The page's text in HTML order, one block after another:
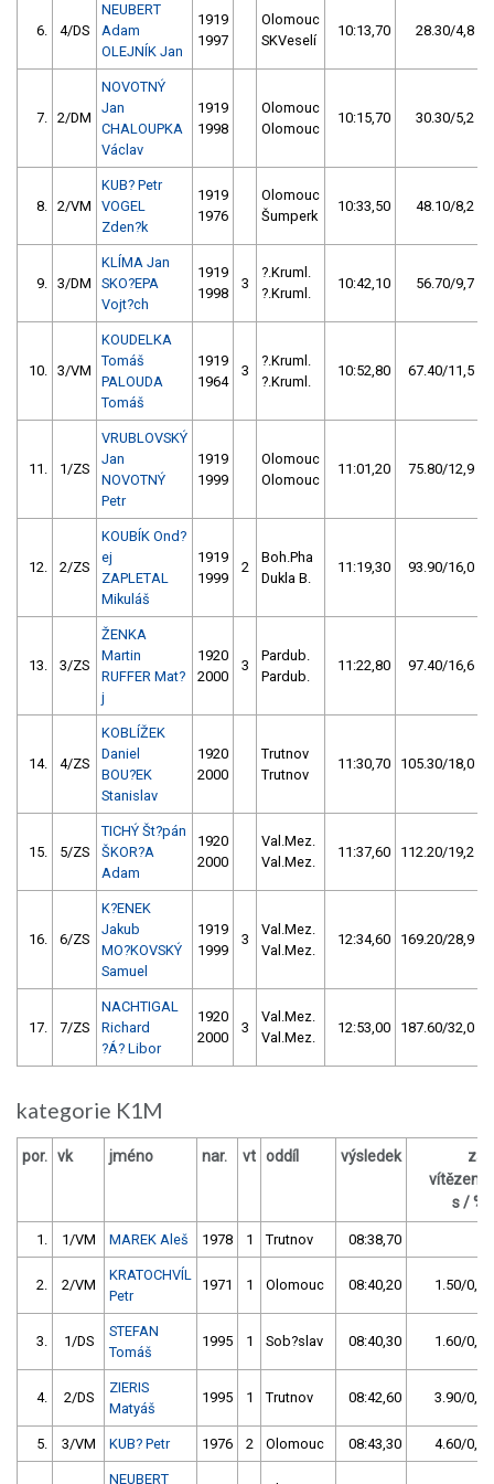
6. 4/DS
NEUBERT
Adam
OLEJNÍK Jan
1919
1997
Olomouc
SKVeselí
10:13,70 28.30/4,8
7. 2/DM
NOVOTNÝ
Jan
CHALOUPKA
Václav
1919
1998
Olomouc
Olomouc
10:15,70 30.30/5,2
8. 2/VM
KUB? Petr
VOGEL
Zden?k
1919
1976
Olomouc
Šumperk
10:33,50 48.10/8,2
9. 3/DM
KLÍMA Jan
SKO?EPA
Vojt?ch
1919
1998
3
?.Kruml.
?.Kruml.
10:42,10 56.70/9,7
10. 3/VM
KOUDELKA
Tomáš
PALOUDA
Tomáš
1919
1964
3
?.Kruml.
?.Kruml.
10:52,80 67.40/11,5
11. 1/ZS
VRUBLOVSKÝ
Jan
NOVOTNÝ
Petr
1919
1999
Olomouc
Olomouc
11:01,20 75.80/12,9
12. 2/ZS
KOUBÍK Ond?
ej
ZAPLETAL
Mikuláš
1919
1999
2
Boh.Pha
Dukla B.
11:19,30 93.90/16,0
13. 3/ZS
ŽENKA
Martin
RUFFER Mat?
j
1920
2000
3
Pardub.
Pardub.
11:22,80 97.40/16,6
14. 4/ZS
KOBLÍŽEK
Daniel
BOU?EK
Stanislav
1920
2000
Trutnov
Trutnov
11:30,70 105.30/18,0
15. 5/ZS
TICHÝ Št?pán
ŠKOR?A
Adam
1920
2000
Val.Mez.
Val.Mez.
11:37,60 112.20/19,2
16. 6/ZS
K?ENEK
Jakub
MO?KOVSKÝ
Samuel
1919
1999
3
Val.Mez.
Val.Mez.
12:34,60 169.20/28,9
17. 7/ZS
NACHTIGAL
Richard
?Á? Libor
1920
2000
3
Val.Mez.
Val.Mez.
12:53,00 187.60/32,0
kategorie K1M
por. vk jméno nar. vt oddíl výsledek
za
vítězem
s / %
1. 1/VM MAREK Aleš 1978 1 Trutnov 08:38,70
2. 2/VM
KRATOCHVÍL
Petr
1971 1 Olomouc 08:40,20 1.50/0,3
3. 1/DS
STEFAN
Tomáš
1995 1 Sob?slav 08:40,30 1.60/0,3
4. 2/DS
ZIERIS
Matyáš
1995 1 Trutnov 08:42,60 3.90/0,8
5. 3/VM KUB? Petr 1976 2 Olomouc 08:43,30 4.60/0,9
NEUBERT